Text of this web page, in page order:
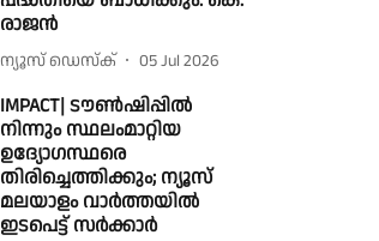
രാജൻ
ന്യൂസ് ഡെസ്ക് 05 Jul 2026
IMPACT| ടൗൺഷിപ്പിൽ
നിന്നും സ്ഥലംമാറ്റിയ
ഉദ്യോഗസ്ഥരെ
തിരിച്ചെത്തിക്കും; ന്യൂസ്
മലയാളം വാർത്തയിൽ
ഇടപെട്ട് സർക്കാർ